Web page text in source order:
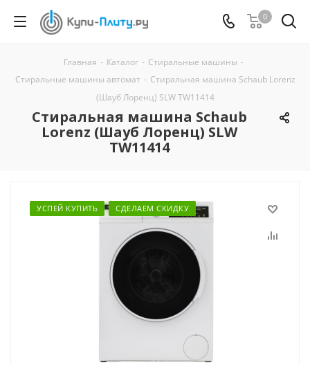
0
Главная - Каталог - Стиральные машины -
Стиральные машины автомат - Стиральная машина Schaub Lorenz
(Шауб Лоренц) SLW TW11414
Стиральная машина Schaub
Lorenz (Шауб Лоренц) SLW
TW11414
УСПЕЙ КУПИТЬ СДЕЛАЕМ СКИДКУ